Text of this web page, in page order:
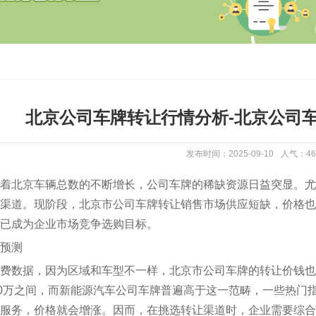
北京公司车牌转让行情分析-北京公司
发布时间：2025-09-10 人气：
北京车辆总数的不断增长，公司车牌的稀缺资源日益突显。
道。现阶段，北京市公司车牌转让销售市场供应短缺，价格
成为企业市场竞争选购目标。
测
数据，因为区域和车型不一样，北京市公司车牌的转让价钱
之间，而新能源汽车公司车牌普遍高于这一范畴，一些热门
务，价格就会增涨。因而，在挑选转让渠道时，企业需要综